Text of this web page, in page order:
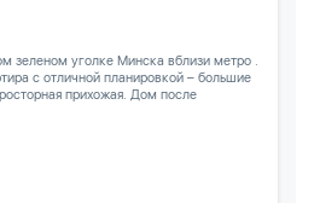
зеленом уголке Минска вблизи метро .
с отличной планировкой – большие
прихожая. Дом после